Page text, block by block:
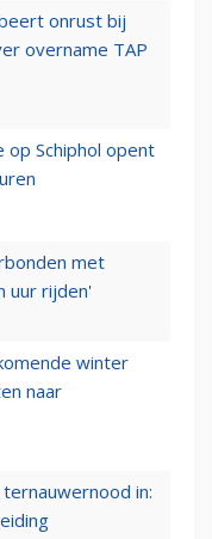
onrust bij
overname TAP
op Schiphol opent
met
uur rijden'
winter
naar
in: